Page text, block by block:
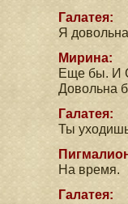
Галатея:
Я
Мирина:
Еще бы. И
Довольна
Галатея:
Ты
На время.
Галатея: